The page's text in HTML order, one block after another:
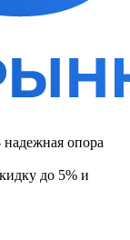
опора
до 5% и